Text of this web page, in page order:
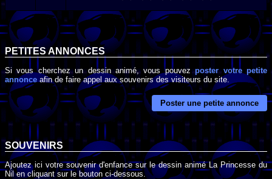
PETITES ANNONCES
Si vous cherchez un dessin animé, vous pouvezposter votre petite
annonce afin de faire appel aux souvenirs des visiteurs du site.
Poster une petite annonce
SOUVENIRS
Ajoutez ici votre souvenir d'enfance sur le dessin animé La Princesse du
Nil en cliquant sur le bouton ci-dessous.